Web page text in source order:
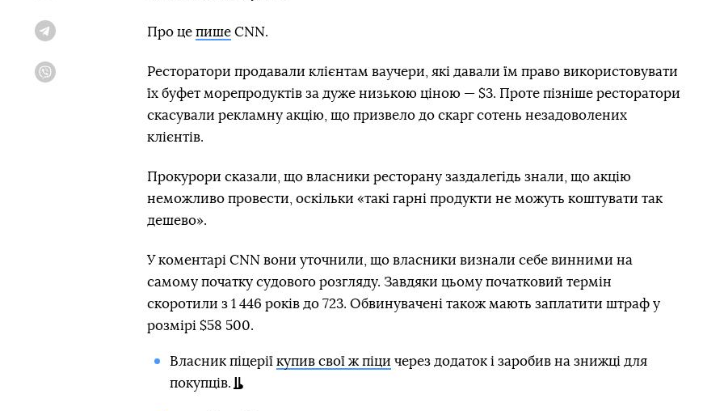
Про це пише CNN.
Ресторатори продавали клієнтам ваучери, які давали їм право використовувати
їх буфет морепродуктів за дуже низькою ціною — $3. Проте пізніше ресторатори
скасували рекламну акцію, що призвело до скарг сотень незадоволених
клієнтів.
Прокурори сказали, що власники ресторану заздалегідь знали, що акцію
неможливо провести, оскільки «такі гарні продукти не можуть коштувати так
дешево».
У коментарі CNN вони уточнили, що власники визнали себе винними на
самому початку судового розгляду. Завдяки цьому початковий термін
скоротили з 1 446 років до 723. Обвинувачені також мають заплатити штраф у
розмірі $58 500.
Власник піцерії купив свої ж піци через додаток і заробив на знижці для
покупців.